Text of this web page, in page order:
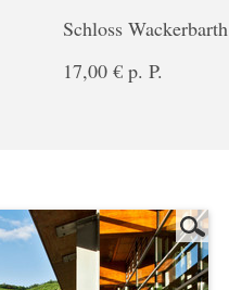
Schloss Wackerbarth
17,00 € p. P.